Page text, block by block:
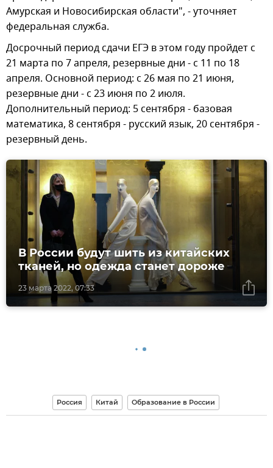
Амурская и Новосибирская области", - уточняет
федеральная служба.
Досрочный период сдачи ЕГЭ в этом году пройдет с
21 марта по 7 апреля, резервные дни - с 11 по 18
апреля. Основной период: с 26 мая по 21 июня,
резервные дни - с 23 июня по 2 июля.
Дополнительный период: 5 сентября - базовая
математика, 8 сентября - русский язык, 20 сентября -
резервный день.
23 марта 2022, 07:33
В России будут шить из китайских
тканей, но одежда станет дороже
Россия Китай Образование в России